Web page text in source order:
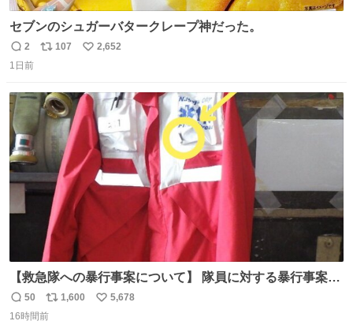
セブンのシュガーバタークレープ神だった。
返
信
2
リ
ト
数
107
い
数
2,652
1日前
【救急隊への暴行事案について】 隊員に対する暴行事案
が、令和7年度の6件に対し、令和8年度は現在既に4件発生
しています。 特に、この4日間で救急隊員に対する暴行事
返
信
50
リ
ポ
1,600
い
5,678
16時間前